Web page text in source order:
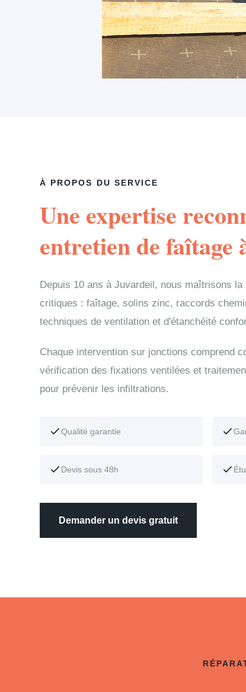
À PROPOS DU SERVICE
Une expertise
entretien de faîtage
Depuis 10 ans à Juvardeil, nous maîtrisons la
critiques : faîtage, solins zinc, raccords
techniques de ventilation et d'étanchéité
Chaque intervention sur jonctions comprend
vérification des fixations ventilées et
pour prévenir les infiltrations.
Qualité garantie
Devis sous 48h
Demander un devis gratuit